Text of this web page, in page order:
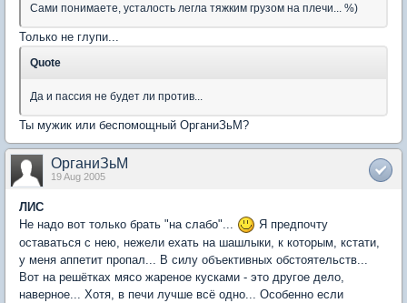
Сами понимаете, усталость легла тяжким грузом на плечи... %)
Только не глупи...
Quote
Да и пассия не будет ли против...
Ты мужик или беспомощный ОрганиЗьМ?
ОрганиЗьМ
19 Aug 2005
ЛИС
Не надо вот только брать "на слабо"...
Я предпочту
оставаться с нею, нежели ехать на шашлыки, к которым, кстати,
у меня аппетит пропал... В силу объективных обстоятельств...
Вот на решётках мясо жареное кусками - это другое дело,
наверное... Хотя, в печи лучше всё одно... Особенно если